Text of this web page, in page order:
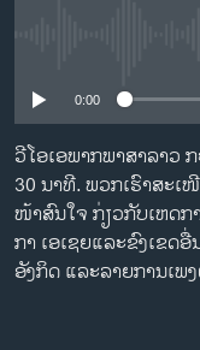
ຊຸມຊົນຊາວລາວ
ວິທະຍາສາດ-ເທັກໂນໂລຈີ
ທຸລະກິດ
ພາສາອັງກິດ
ວີດີໂອ
0:00
ວີ​ໂອ​ເອພາກ​ພາສາ​ລາວ​
30 ນາທີ. ພວກ​ເຮົາ​ສະ​ເ
ໜ້າ​ສົນ​ໃຈ ກ່ຽວກັບ​​ເຫດກ
ກາ ​ເອ​ເຊຍ​ແລະ​ຂົງເຂດ​
ອັງກິດ ​ແລະ​ລາຍການ​ເພ